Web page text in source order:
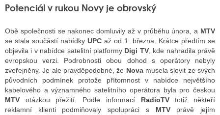
Potenciál v rukou Novy je obrovský
Obě společnosti se nakonec domluvily až v průběhu února, a MTV
se stala součástí nabídky UPC až od 1. března. Krátce předtím se
objevila i v nabídce satelitní platformy Digi TV, kde nahradila právě
evropskou verzi. Podrobnosti obou dohod s operátory nebyly
zveřejněny. Je ale pravděpodobné, že Nova musela slevit ze svých
původních podmínek protože přítomnost v nabídce největšího
kabelového a významného satelitního operátora byla pro českou
MTV otázkou přežití. Podle informací RadioTVtotiž někteří
reklamní klienti podmiňovaly spolupráci s MTV právě jejím